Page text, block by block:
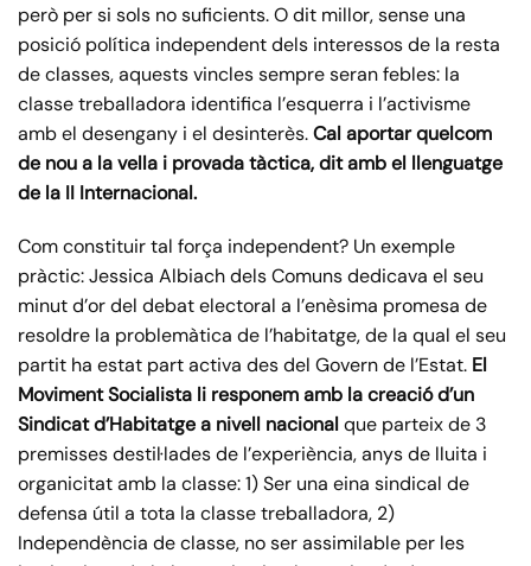
però per si sols no suficients. O dit millor, sense una
posició política independent dels interessos de la resta
de classes, aquests vincles sempre seran febles: la
classe treballadora identifica l’esquerra i l’activisme
amb el desengany i el desinterès.Cal aportar quelcom
de nou a la vella i provada tàctica, dit amb el llenguatge
de la II Internacional.
Com constituir tal força independent? Un exemple
pràctic: Jessica Albiach dels Comuns dedicava el seu
minut d’or del debat electoral a l’enèsima promesa de
resoldre la problemàtica de l’habitatge, de la qual el seu
partit ha estat part activa des del Govern de l’Estat. El
Moviment Socialista li responem amb la creació d’un
Sindicat d’Habitatge a nivell nacionalque parteix de 3
premisses destil·lades de l’experiència, anys de lluita i
organicitat amb la classe: 1) Ser una eina sindical de
defensa útil a tota la classe treballadora, 2)
Independència de classe, no ser assimilable per les